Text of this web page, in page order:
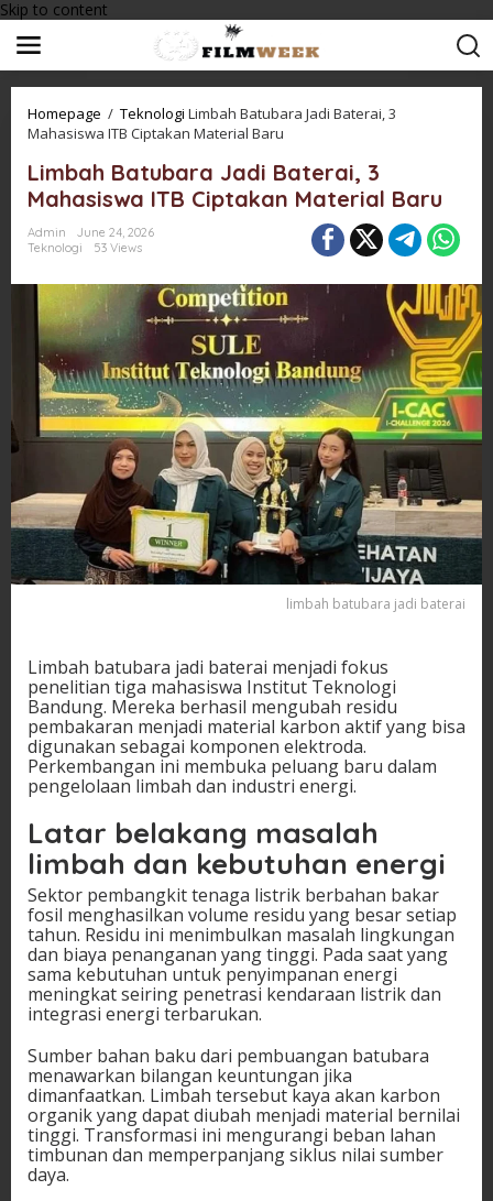
Skip to content
Homepage / Teknologi Limbah Batubara Jadi Baterai, 3
Mahasiswa ITB Ciptakan Material Baru
Limbah Batubara Jadi Baterai, 3
Mahasiswa ITB Ciptakan Material Baru
Admin
June 24, 2026
Teknologi
53 Views
limbah batubara jadi baterai
Limbah batubara jadi baterai menjadi fokus
penelitian tiga mahasiswa Institut Teknologi
Bandung. Mereka berhasil mengubah residu
pembakaran menjadi material karbon aktif yang bisa
digunakan sebagai komponen elektroda.
Perkembangan ini membuka peluang baru dalam
pengelolaan limbah dan industri energi.
Latar belakang masalah
limbah dan kebutuhan energi
Sektor pembangkit tenaga listrik berbahan bakar
fosil menghasilkan volume residu yang besar setiap
tahun. Residu ini menimbulkan masalah lingkungan
dan biaya penanganan yang tinggi. Pada saat yang
sama kebutuhan untuk penyimpanan energi
meningkat seiring penetrasi kendaraan listrik dan
integrasi energi terbarukan.
Sumber bahan baku dari pembuangan batubara
menawarkan bilangan keuntungan jika
dimanfaatkan. Limbah tersebut kaya akan karbon
organik yang dapat diubah menjadi material bernilai
tinggi. Transformasi ini mengurangi beban lahan
timbunan dan memperpanjang siklus nilai sumber
daya.